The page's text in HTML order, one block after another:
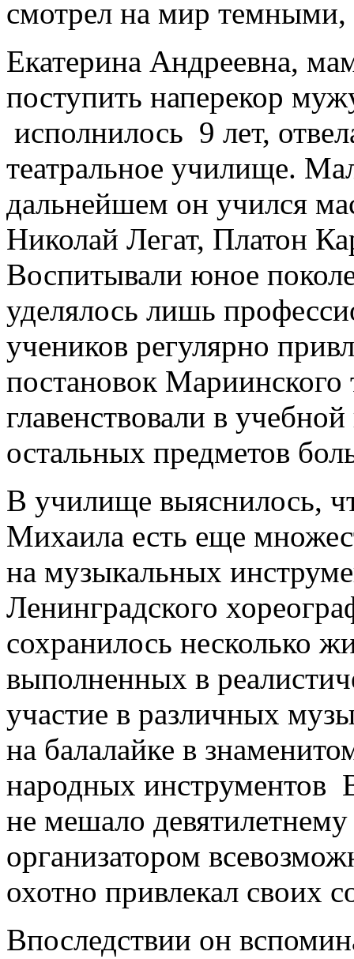
смотрел на мир темными,
Екатерина Андреевна,
поступить наперекор
исполнилось 9 лет,
театральное училище.
дальнейшем он учился
Николай Легат, Платон
Воспитывали юное
уделялось лишь
учеников регулярно
постановок Мариинского
главенствовали в
остальных предметов
В училище выяснилось,
Михаила есть еще
на музыкальных
Ленинградского
сохранилось несколько
выполненных в
участие в различных
на балалайке в
народных инструментов
не мешало
организатором
охотно привлекал своих
Впоследствии он